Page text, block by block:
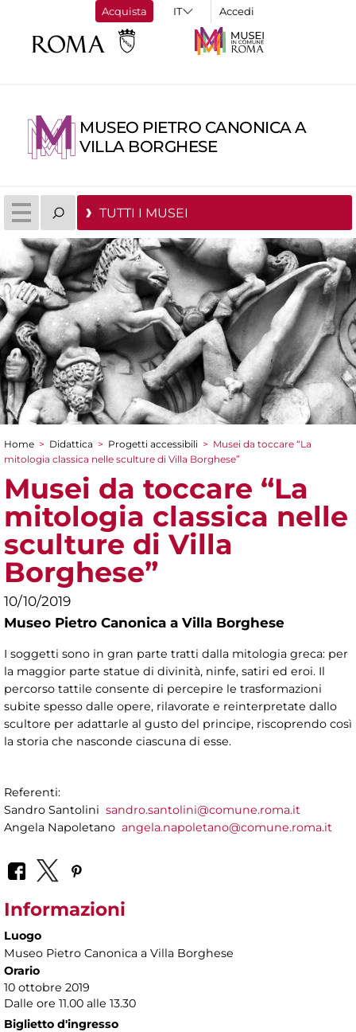
Acquista Accedi
MUSEO PIETRO CANONICA A
VILLA BORGHESE
TUTTI I MUSEI
Tu sei qui
Home > Didattica > Progetti accessibili > Musei da toccare “La
mitologia classica nelle sculture di Villa Borghese”
Musei da toccare “La
mitologia classica nelle
sculture di Villa
Borghese”
10/10/2019
Museo Pietro Canonica a Villa Borghese
I soggetti sono in gran parte tratti dalla mitologia greca: per
la maggior parte statue di divinità, ninfe, satiri ed eroi. Il
percorso tattile consente di percepire le trasformazioni
subite spesso dalle opere, rilavorate e reinterpretate dallo
scultore per adattarle al gusto del principe, riscoprendo così
la storia che nasconde ciascuna di esse.
Referenti:
Sandro Santolini sandro.santolini@comune.roma.it
Angela Napoletano angela.napoletano@comune.roma.it
Informazioni
Luogo
Museo Pietro Canonica a Villa Borghese
Orario
10 ottobre 2019
Dalle ore 11.00 alle 13.30
Biglietto d'ingresso